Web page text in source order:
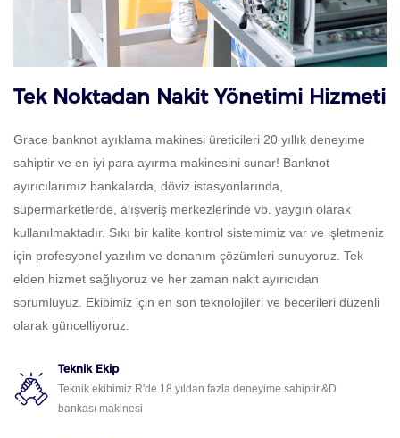
Tek Noktadan Nakit Yönetimi Hizmeti
Grace banknot ayıklama makinesi üreticileri 20 yıllık deneyime
sahiptir ve en iyi para ayırma makinesini sunar! Banknot
ayırıcılarımız bankalarda, döviz istasyonlarında,
süpermarketlerde, alışveriş merkezlerinde vb. yaygın olarak
kullanılmaktadır. Sıkı bir kalite kontrol sistemimiz var ve işletmeniz
için profesyonel yazılım ve donanım çözümleri sunuyoruz. Tek
elden hizmet sağlıyoruz ve her zaman nakit ayırıcıdan
sorumluyuz. Ekibimiz için en son teknolojileri ve becerileri düzenli
olarak güncelliyoruz.
Teknik Ekip
Teknik ekibimiz R'de 18 yıldan fazla deneyime sahiptir.&D
bankası makinesi